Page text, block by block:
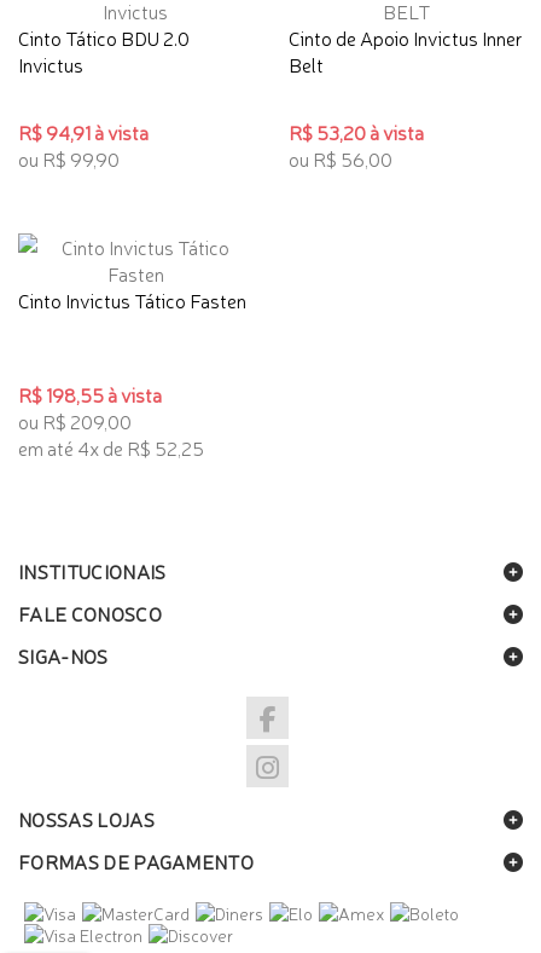
Cinto Tático BDU 2.0
Invictus
R$ 94,91 à vista
ou R$ 99,90
Cinto de Apoio Invictus Inner
Belt
R$ 53,20 à vista
ou R$ 56,00
Cinto Invictus Tático Fasten
R$ 198,55 à vista
ou R$ 209,00
em até 4x de R$ 52,25
INSTITUCIONAIS
FALE CONOSCO
SIGA-NOS
NOSSAS LOJAS
FORMAS DE PAGAMENTO